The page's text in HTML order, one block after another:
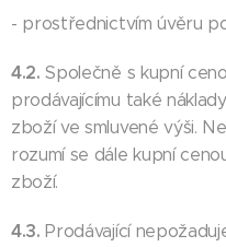
- prostřednictvím úvěru
4.2.Společně s kupní
prodávajícímu také
zboží ve smluvené výši.
rozumí se dále kupní
zboží.
4.3.Prodávající